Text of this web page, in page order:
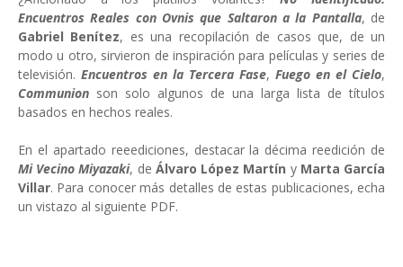
Encuentros Reales con Ovnis que Saltaron a la Pantalla, de
Gabriel Benítez, es una recopilación de casos que, de un
modo u otro, sirvieron de inspiración para películas y series de
televisión. Encuentros en la Tercera Fase, Fuego en el Cielo,
Communion son solo algunos de una larga lista de títulos
basados en hechos reales.
En el apartado reeediciones, destacar la décima reedición de
Mi Vecino Miyazaki, de Álvaro López Martín y Marta García
Villar. Para conocer más detalles de estas publicaciones, echa
un vistazo al siguiente PDF.